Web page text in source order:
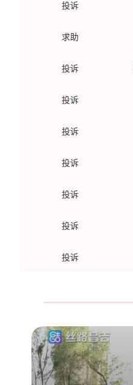
投诉
求助
投诉
投诉
投诉
投诉
投诉
投诉
投诉